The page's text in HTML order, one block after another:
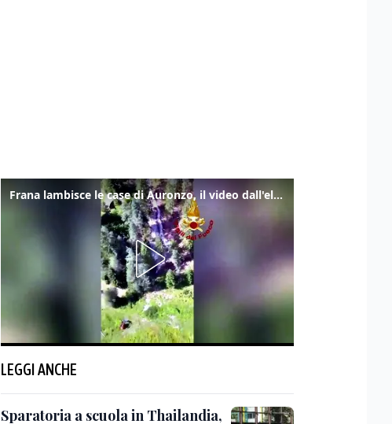
Frana lambisce le case di Auronzo, il video dall'elicottero dei vigili del fuoco
LEGGI ANCHE
Sparatoria a scuola in Thailandia,